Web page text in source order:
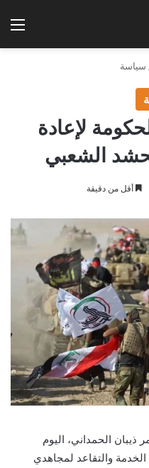
سياسة
لإعادة
الشعبي
أقل من دقيقة
ذيبان الحمداني، اليوم
الخدمة والتقاعد لمجاهدي